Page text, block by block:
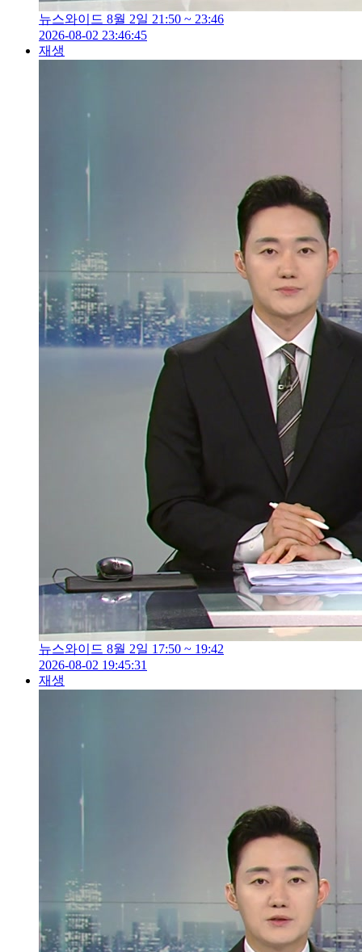
뉴스와이드 8월 2일 21:50 ~ 23:46
2026-08-02 23:46:45
재생
뉴스와이드 8월 2일 17:50 ~ 19:42
2026-08-02 19:45:31
재생